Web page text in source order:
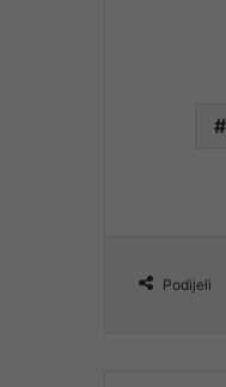
Podijeli